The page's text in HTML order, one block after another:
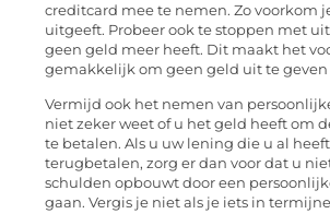
creditcard mee te nemen. Zo voorkom
uitgeeft. Probeer ook te stoppen met
geen geld meer heeft. Dit maakt het
gemakkelijk om geen geld uit te geven
Vermijd ook het nemen van
niet zeker weet of u het geld heeft om
te betalen. Als u uw lening die u al
terugbetalen, zorg er dan voor dat u
schulden opbouwt door een
gaan. Vergis je niet als je iets in